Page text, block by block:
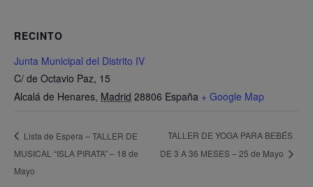
RECINTO
Junta Municipal del Distrito IV
C/ de Octavio Paz, 15
Alcalá de Henares, Madrid 28806 España + Google Map
Lista de Espera – TALLER DE
MUSICAL “ISLA PIRATA” – 18 de
Mayo
TALLER DE YOGA PARA BEBÉS
DE 3 A 36 MESES – 25 de Mayo